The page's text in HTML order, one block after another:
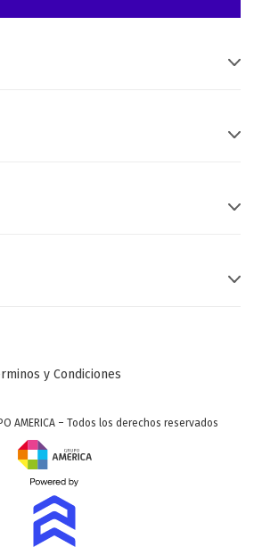
y Condiciones
AMERICA – Todos los derechos reservados